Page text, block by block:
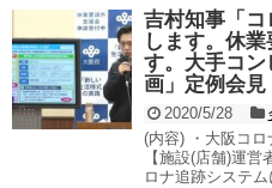
吉村知事「コ
します。休
す。大手コ
画」定例会見
2020/5/28
(内容) ・大阪コ
【施設(店舗)運
ロナ追跡システ